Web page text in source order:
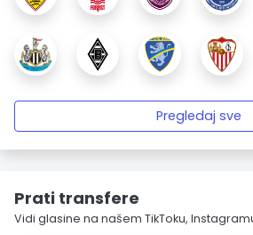
Pregledaj sve
Prati transfere
Vidi glasine na našem TikToku,